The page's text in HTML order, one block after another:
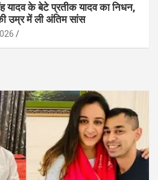
यादव के बेटे प्रतीक यादव का निधन,
उम्र में ली अंतिम सांस